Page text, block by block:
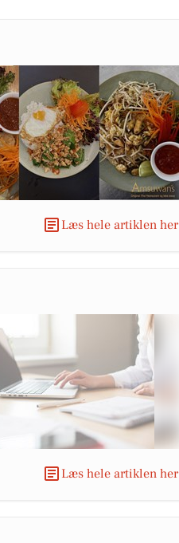
Læs hele artiklen her
Læs hele artiklen her